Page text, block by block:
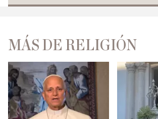
MÁS DE RELIGIÓN